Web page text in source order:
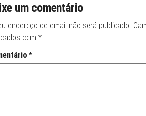
um comentário
endereço de email não será publicado.
com *
*